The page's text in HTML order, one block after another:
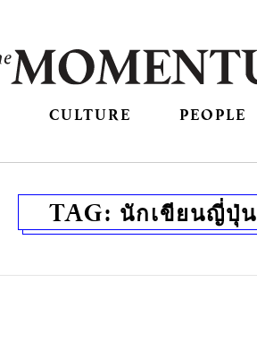
CULTURE PEOPLE
TAG: นักเขียนญี่ปุ่น